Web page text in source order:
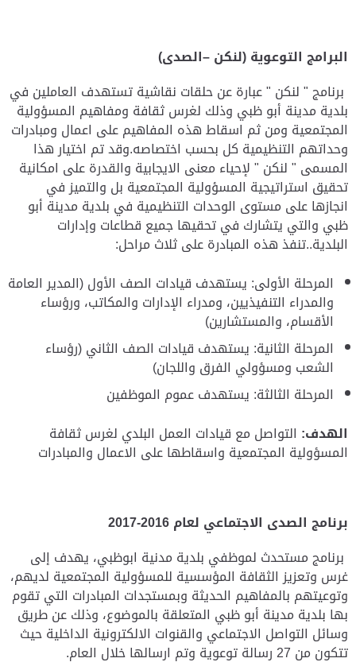
البرامج التوعوية (لنكن –الصدى)
برنامج " لنكن " عبارة عن حلقات نقاشية تستهدف العاملين في
بلدية مدينة أبو ظبي وذلك لغرس ثقافة ومفاهيم المسؤولية
المجتمعية ومن ثم اسقاط هذه المفاهيم على اعمال ومبادرات
وحداتهم التنظيمية كل بحسب اختصاصه.وقد تم اختيار هذا
المسمى " لنكن " لإحياء معنى الايجابية والقدرة على امكانية
تحقيق استراتيجية المسؤولية المجتمعية بل والتميز في
انجازها على مستوى الوحدات التنظيمية في بلدية مدينة أبو
ظبي والتي يتشارك في تحقيها جميع قطاعات وإدارات
البلدية..تنفذ هذه المبادرة على ثلاث مراحل:
المرحلة الأولى: يستهدف قيادات الصف الأول (المدير العامة
والمدراء التنفيذيين، ومدراء الإدارات والمكاتب، ورؤساء
الأقسام، والمستشارين)
المرحلة الثانية: يستهدف قيادات الصف الثاني (رؤساء
الشعب ومسؤولي الفرق واللجان)
المرحلة الثالثة: يستهدف عموم الموظفين
الهدف: التواصل مع قيادات العمل البلدي لغرس ثقافة
المسؤولية المجتمعية واسقاطها على الاعمال والمبادرات
برنامج الصدى الاجتماعي لعام 2016-2017
برنامج مستحدث لموظفي بلدية مدنية ابوظبي، يهدف إلى
غرس وتعزيز الثقافة المؤسسية للمسؤولية المجتمعية لديهم،
وتوعيتهم بالمفاهيم الحديثة وبمستجدات المبادرات التي تقوم
بها بلدية مدينة أبو ظبي المتعلقة بالموضوع، وذلك عن طريق
وسائل التواصل الاجتماعي والقنوات الالكترونية الداخلية حيث
تتكون من 27 رسالة توعوية وتم ارسالها خلال العام.